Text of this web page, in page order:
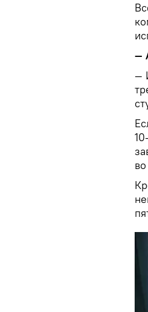
—
—